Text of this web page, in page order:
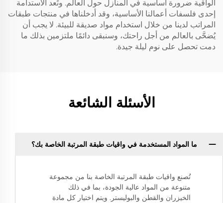
الواقية ضرورة أساسية في المنازل حول العالم. وتُعد الاستدامة
إحدى فلسفات أعمالنا الأساسية، وقد أدخلناها في منتجات طبقات
المراتب لدينا من خلال استخدام مواد صديقة للبيئة. لا يجب أن
يُضحَّى بالعالم من أجل راحتك، وسنبقى دائمًا ملتزمين بذلك ما
دمت تحصل على نوم ليلة جيدة.
الأسئلة الشائعة
ما المواد المستخدمة في واقيات طبقة المرتبة الخاصة بك؟
تُصنع واقيات طبقة المرتبة الخاصة بنا من مجموعة
متنوعة من المواد عالية الجودة، بما في ذلك
الخيزران والقطن والبوليستر. ويتم اختيار كل مادة